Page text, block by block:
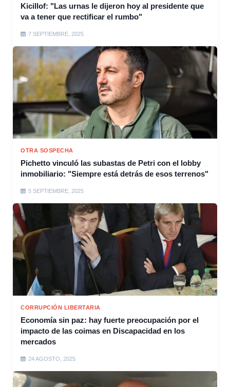
Kicillof: "Las urnas le dijeron hoy al presidente que
va a tener que rectificar el rumbo"
7 SEPTIEMBRE, 2025
OTRA SOSPECHA
Pichetto vinculó las subastas de Petri con el lobby
inmobiliario: "Siempre está detrás de esos terrenos"
5 SEPTIEMBRE, 2025
CORRUPCIÓN LIBERTARIA
Economía sin paz: hay fuerte preocupación por el
impacto de las coimas en Discapacidad en los
mercados
24 AGOSTO, 2025